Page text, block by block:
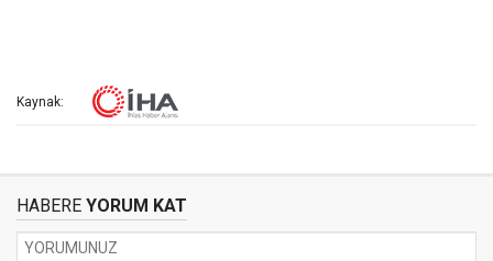
Kaynak:
HABERE YORUM KAT